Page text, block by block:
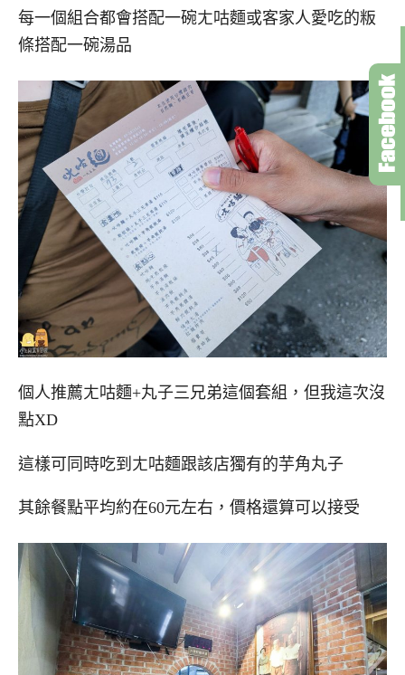
每一個組合都會搭配一碗ㄤ咕麵或客家人愛吃的粄
條搭配一碗湯品
個人推薦ㄤ咕麵+丸子三兄弟這個套組，但我這次沒
點XD
這樣可同時吃到ㄤ咕麵跟該店獨有的芋角丸子
其餘餐點平均約在60元左右，價格還算可以接受